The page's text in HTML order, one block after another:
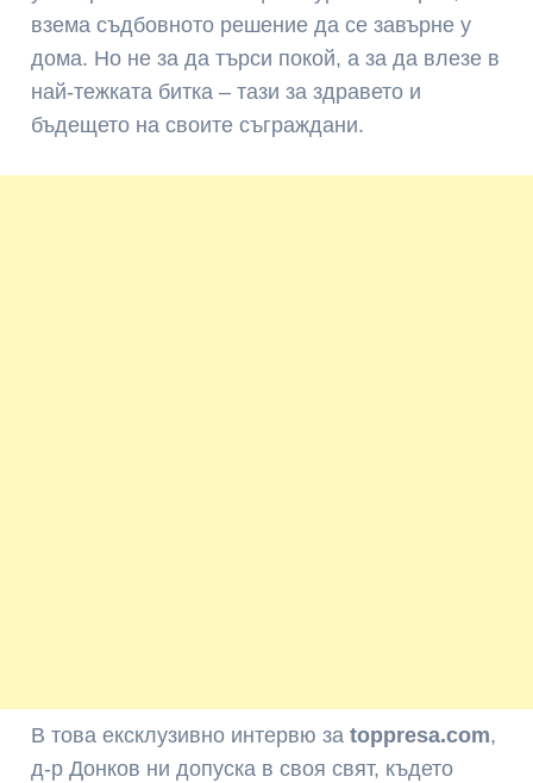
взема съдбовното решение да се завърне у
дома. Но не за да търси покой, а за да влезе в
най-тежката битка – тази за здравето и
бъдещето на своите съграждани.
В това ексклузивно интервю заtoppresa.com,
д-р Донков ни допуска в своя свят, където